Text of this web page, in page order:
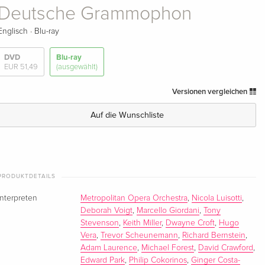
Grammophon
· Blu-ray
DVD
EUR 51,49
Blu-ray
(ausgewählt)
Versionen vergleichen
Auf die Wunschliste
Metropolitan Opera Orchestra, Nicola Luisotti,
Deborah Voigt, Marcello Giordani,
Tony
Stevenson, Keith Miller, Dwayne Croft, Hugo
Vera, Trevor Scheunemann, Richard Bernstein,
Adam Laurence, Michael Forest, David Crawford ,
Edward Park, Philip Cokorinos,Ginger Costa-